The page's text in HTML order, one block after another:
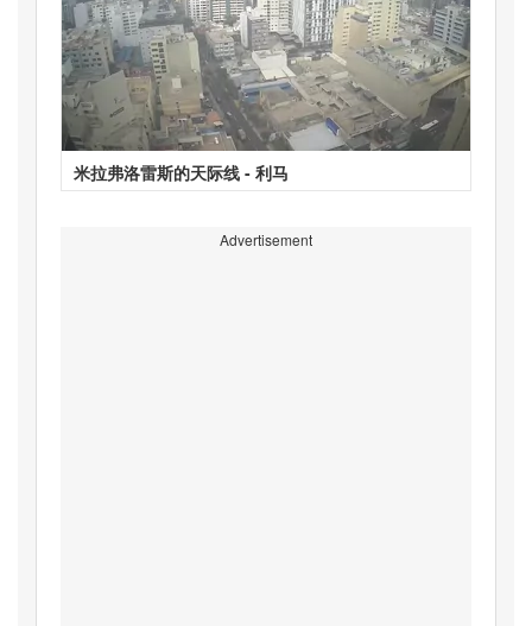
米拉弗洛雷斯的天际线 - 利马
Advertisement